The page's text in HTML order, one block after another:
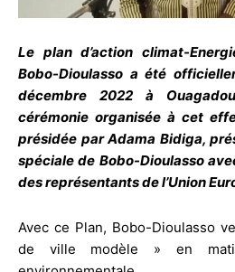
Le plan d’action climat-
Bobo-Dioulasso a été
décembre 2022 à
cérémonie organisée à cet
présidée par Adama Bidiga,
spéciale de Bobo-Dioulasso
des représentants de l’Union
Avec ce Plan, Bobo-Dioulasso
de ville modèle » en